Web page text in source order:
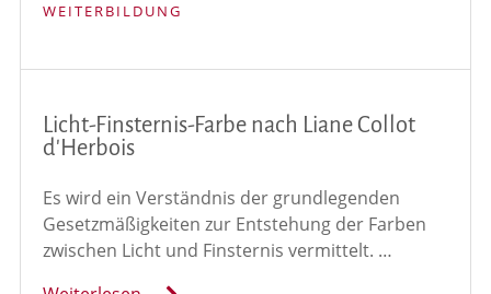
Licht-Finsternis-Farbe nach Liane Collot
d'Herbois
Es wird ein Verständnis der grundlegenden
Gesetzmäßigkeiten zur Entstehung der Farben
zwischen Licht und Finsternis vermittelt. …
WEITERBILDUNG